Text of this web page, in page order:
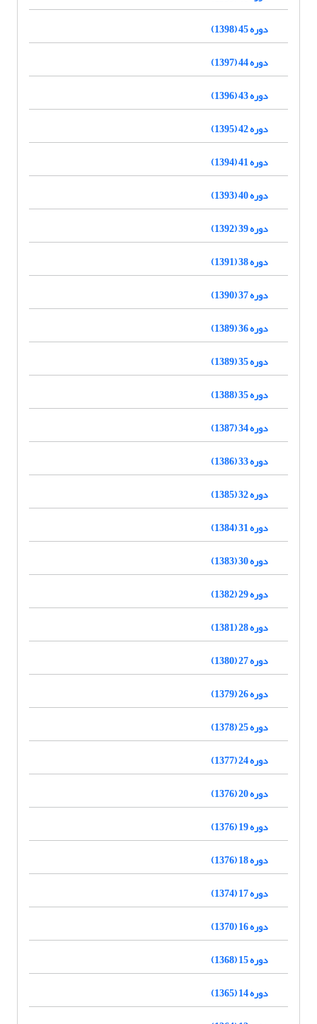
دوره 45 (1398)
دوره 44 (1397)
دوره 43 (1396)
دوره 42 (1395)
دوره 41 (1394)
دوره 40 (1393)
دوره 39 (1392)
دوره 38 (1391)
دوره 37 (1390)
دوره 36 (1389)
دوره 35 (1389)
دوره 35 (1388)
دوره 34 (1387)
دوره 33 (1386)
دوره 32 (1385)
دوره 31 (1384)
دوره 30 (1383)
دوره 29 (1382)
دوره 28 (1381)
دوره 27 (1380)
دوره 26 (1379)
دوره 25 (1378)
دوره 24 (1377)
دوره 20 (1376)
دوره 19 (1376)
دوره 18 (1376)
دوره 17 (1374)
دوره 16 (1370)
دوره 15 (1368)
دوره 14 (1365)